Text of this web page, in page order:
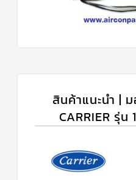
สินค้าแนะนำ |
CARRIER รุ่